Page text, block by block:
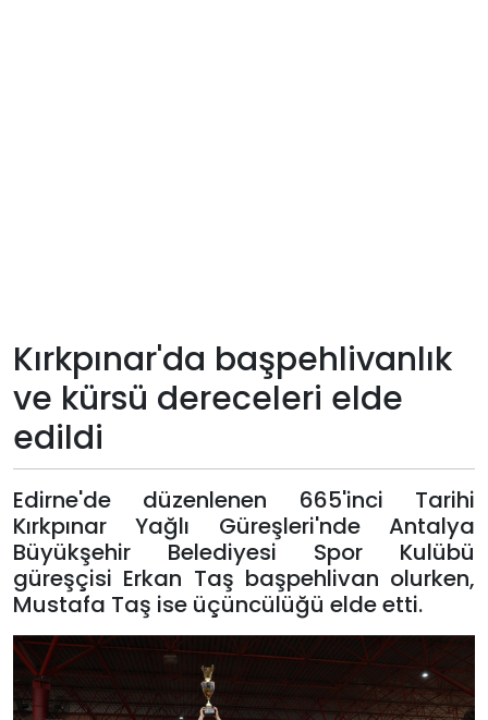
Künye
Giriş
Yap
Kırkpınar'da başpehlivanlık
ve kürsü dereceleri elde
edildi
Edirne'de düzenlenen 665'inci Tarihi
Kırkpınar Yağlı Güreşleri'nde Antalya
Büyükşehir Belediyesi Spor Kulübü
güreşçisi Erkan Taş başpehlivan olurken,
Mustafa Taş ise üçüncülüğü elde etti.